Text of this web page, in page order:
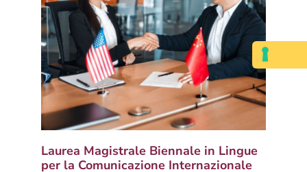
Laurea Magistrale Biennale in Lingue
per la Comunicazione Internazionale